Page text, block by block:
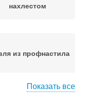
нахлестом
из профнастила
Показать все